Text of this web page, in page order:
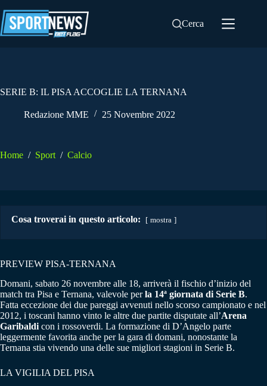
al
contenuto
Cerca
SERIE B: IL PISA ACCOGLIE LA TERNANA
Redazione MME 25 Novembre 2022
Home / Sport / Calcio
Cosa troverai in questo articolo: mostra
PREVIEW PISA-TERNANA
Domani, sabato 26 novembre alle 18, arriverà il fischio d’inizio del
match tra Pisa e Ternana, valevole perla 14ª giornata di Serie B.
Fatta eccezione dei due pareggi avvenuti nello scorso campionato e nel
2012, i toscani hanno vinto le altre due partite disputate all’Arena
Garibaldi con i rossoverdi. La formazione di D’Angelo parte
leggermente favorita anche per la gara di domani, nonostante la
Ternana stia vivendo una delle sue migliori stagioni in Serie B.
LA VIGILIA DEL PISA